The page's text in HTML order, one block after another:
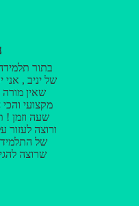
בתור
של יניב , אני
שאין
מקצועי
שעה וזמן !
ורוצה לעזור
של
שרוצה